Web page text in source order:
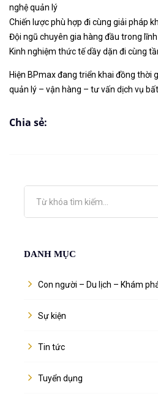
nghệ quản lý
Chiến lược phù hợp đi cùng giải pháp
Đội ngũ chuyên gia hàng đầu trong
Kinh nghiệm thức tế dầy dặn đi cùng
Hiện BPmax đang triển khai đồng thời
quản lý – vận hàng – tư vấn dịch vụ
Chia sẻ:
Từ khóa tìm kiếm...
DANH MỤC
Con người – Du lịch – Khám
Sự kiện
Tin tức
Tuyển dụng